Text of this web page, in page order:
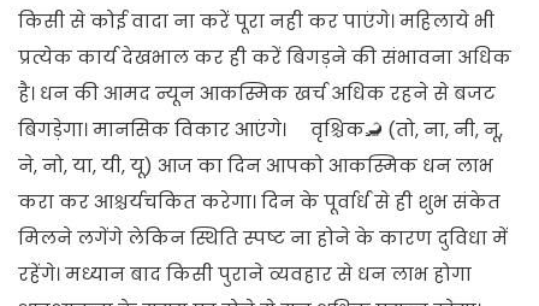
किसी से कोई वादा ना करें पूरा नही कर पाएंगे। महिलाये भी
प्रत्येक कार्य देखभाल कर ही करें बिगड़ने की संभावना अधिक
है। धन की आमद न्यून आकस्मिक खर्च अधिक रहने से बजट
बिगड़ेगा। मानसिक विकार आएंगे। वृश्चिक🦂 (तो, ना, नी, नू,
ने, नो, या, यी, यू) आज का दिन आपको आकस्मिक धन लाभ
करा कर आश्चर्यचकित करेगा। दिन के पूर्वार्ध से ही शुभ संकेत
मिलने लगेंगे लेकिन स्थिति स्पष्ट ना होने के कारण दुविधा में
रहेंगे। मध्यान बाद किसी पुराने व्यवहार से धन लाभ होगा